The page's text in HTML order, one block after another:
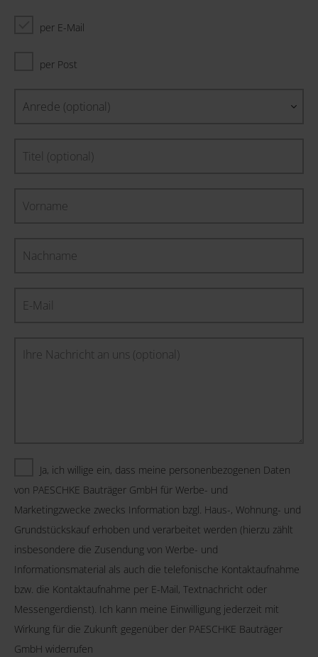
per E-Mail
per Post
Ja, ich willige ein, dass meine personenbezogenen Daten
von PAESCHKE Bauträger GmbH für Werbe- und
Marketingzwecke zwecks Information bzgl. Haus-, Wohnung- und
Grundstückskauf erhoben und verarbeitet werden (hierzu zählt
insbesondere die Zusendung von Werbe- und
Informationsmaterial als auch die telefonische Kontaktaufnahme
bzw. die Kontaktaufnahme per E-Mail, Textnachricht oder
Messengerdienst). Ich kann meine Einwilligung jederzeit mit
Wirkung für die Zukunft gegenüber der PAESCHKE Bauträger
GmbH widerrufen